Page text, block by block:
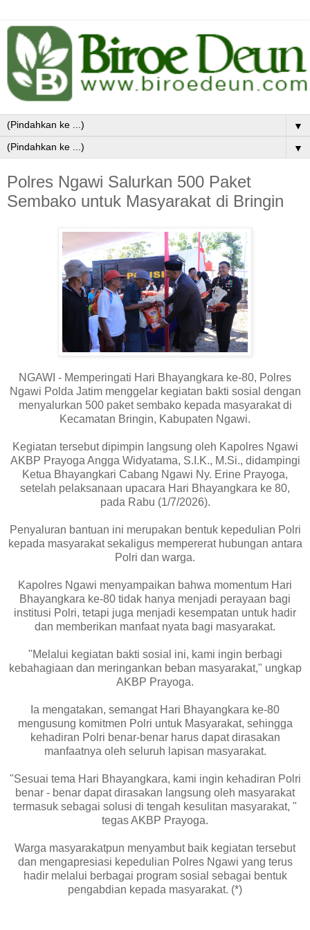
▼
▼
Polres Ngawi Salurkan 500 Paket
Sembako untuk Masyarakat di Bringin
NGAWI - Memperingati Hari Bhayangkara ke-80, Polres
Ngawi Polda Jatim menggelar kegiatan bakti sosial dengan
menyalurkan 500 paket sembako kepada masyarakat di
Kecamatan Bringin, Kabupaten Ngawi.
Kegiatan tersebut dipimpin langsung oleh Kapolres Ngawi
AKBP Prayoga Angga Widyatama, S.I.K., M.Si., didampingi
Ketua Bhayangkari Cabang Ngawi Ny. Erine Prayoga,
setelah pelaksanaan upacara Hari Bhayangkara ke 80,
pada Rabu (1/7/2026).
Penyaluran bantuan ini merupakan bentuk kepedulian Polri
kepada masyarakat sekaligus mempererat hubungan antara
Polri dan warga.
Kapolres Ngawi menyampaikan bahwa momentum Hari
Bhayangkara ke-80 tidak hanya menjadi perayaan bagi
institusi Polri, tetapi juga menjadi kesempatan untuk hadir
dan memberikan manfaat nyata bagi masyarakat.
"Melalui kegiatan bakti sosial ini, kami ingin berbagi
kebahagiaan dan meringankan beban masyarakat," ungkap
AKBP Prayoga.
Ia mengatakan, semangat Hari Bhayangkara ke-80
mengusung komitmen Polri untuk Masyarakat, sehingga
kehadiran Polri benar-benar harus dapat dirasakan
manfaatnya oleh seluruh lapisan masyarakat.
"Sesuai tema Hari Bhayangkara, kami ingin kehadiran Polri
benar - benar dapat dirasakan langsung oleh masyarakat
termasuk sebagai solusi di tengah kesulitan masyarakat, "
tegas AKBP Prayoga.
Warga masyarakatpun menyambut baik kegiatan tersebut
dan mengapresiasi kepedulian Polres Ngawi yang terus
hadir melalui berbagai program sosial sebagai bentuk
pengabdian kepada masyarakat. (*)